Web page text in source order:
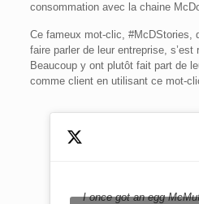
consommation avec la chaine
Ce fameux mot-clic, #McDStories,
faire parler de leur entreprise, s’est
Beaucoup y ont plutôt fait part de
comme client en utilisant ce mot-
I once got an egg